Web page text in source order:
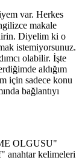
var. Herkes
makale
Diyelim ki o
istemiyorsunuz.
olabilir. İşte
aldığım
için sadece konu
bağlantıyı
OLGUSU"
anahtar kelimeleri